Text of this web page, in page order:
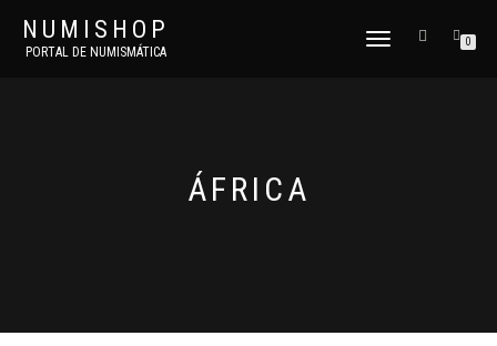
NUMISHOP
PORTAL DE NUMISMÁTICA
CAMBIAR
0
ÁFRICA